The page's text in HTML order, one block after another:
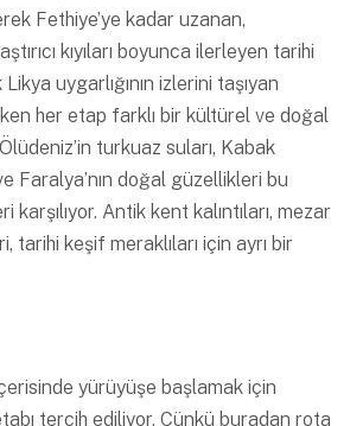
Fethiye’ye kadar uzanan,
kıyıları boyunca ilerleyen tarihi
uygarlığının izlerini taşıyan
her etap farklı bir kültürel ve doğal
turkuaz suları, Kabak
Faralya’nın doğal güzellikleri bu
Antik kent kalıntıları, mezar
tarihi keşif meraklıları için ayrı bir
yürüyüşe başlamak için
tercih ediliyor. Çünkü buradan rota